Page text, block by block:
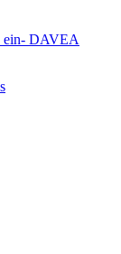
ein- DAVEA